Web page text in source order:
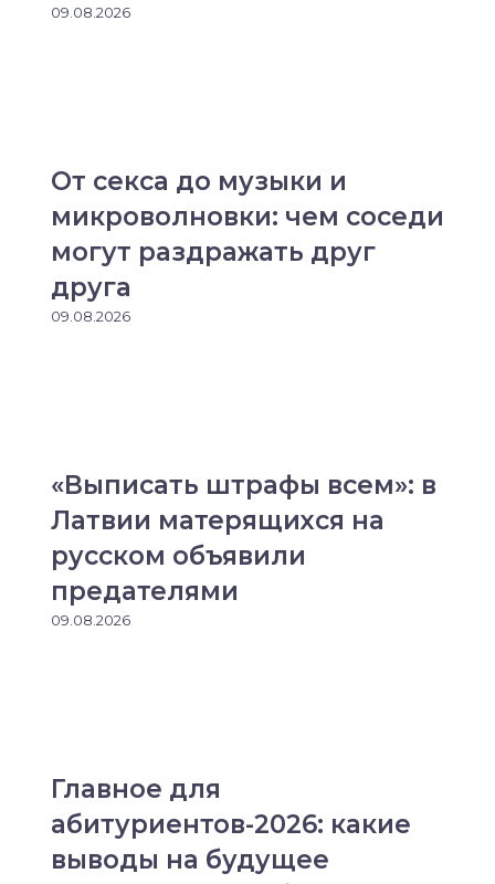
09.08.2026
От секса до музыки и
микроволновки: чем соседи
могут раздражать друг
друга
09.08.2026
«Выписать штрафы всем»: в
Латвии матерящихся на
русском объявили
предателями
09.08.2026
Главное для
абитуриентов-2026: какие
выводы на будущее